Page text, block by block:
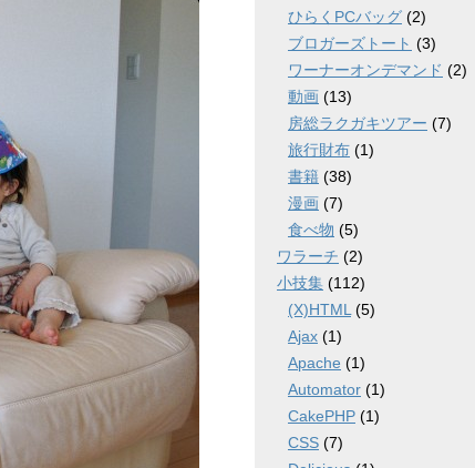
ひらくPCバッグ (2)
ブロガーズトート (3)
ワーナーオンデマンド (2)
動画 (13)
房総ラクガキツアー (7)
旅行財布 (1)
書籍 (38)
漫画 (7)
食べ物 (5)
ワラーチ (2)
小技集 (112)
(X)HTML (5)
Ajax (1)
Apache (1)
Automator (1)
CakePHP (1)
CSS (7)